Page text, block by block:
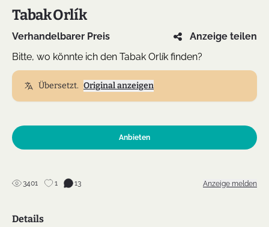
Tabak Orlík
Verhandelbarer Preis
Anzeige teilen
Bitte, wo könnte ich den Tabak Orlík finden?
Übersetzt. Original anzeigen
Anbieten
3401 1 13 Anzeige melden
Details